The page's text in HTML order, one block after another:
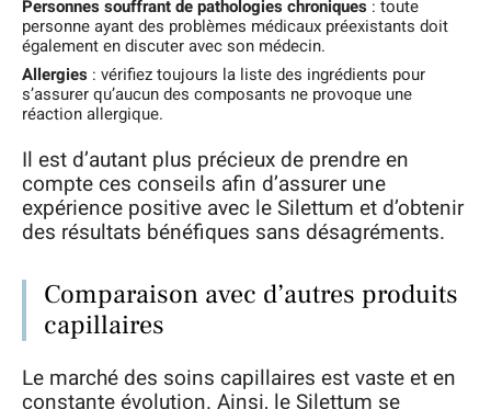
Personnes souffrant de pathologies chroniques : toute
personne ayant des problèmes médicaux préexistants doit
également en discuter avec son médecin.
Allergies : vérifiez toujours la liste des ingrédients pour
s’assurer qu’aucun des composants ne provoque une
réaction allergique.
Il est d’autant plus précieux de prendre en
compte ces conseils afin d’assurer une
expérience positive avec le Silettum et d’obtenir
des résultats bénéfiques sans désagréments.
Comparaison avec d’autres produits
capillaires
Le marché des soins capillaires est vaste et en
constante évolution. Ainsi, le Silettum se